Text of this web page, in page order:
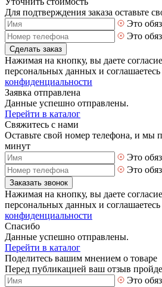
Для подтверждения заказа оставьте
Это
Это
Сделать заказ
Нажимая на кнопку, вы даете
персональных данных и соглашаетесь
конфиденциальности
Заявка отправлена
Данные успешно отправлены.
Перейти в каталог
Свяжитесь с нами
Оставьте свой номер телефона, и мы
минут
Это
Это
Заказать звонок
Нажимая на кнопку, вы даете
персональных данных и соглашаетесь
конфиденциальности
Спасибо
Данные успешно отправлены.
Перейти в каталог
Поделитесь вашим мнением о товаре
Перед публикацией ваш отзыв
Это